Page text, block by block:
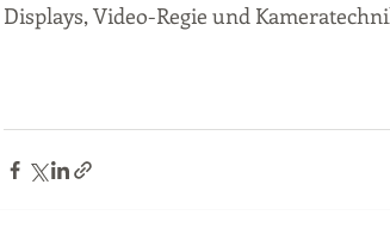
Displays, Video-Regie und